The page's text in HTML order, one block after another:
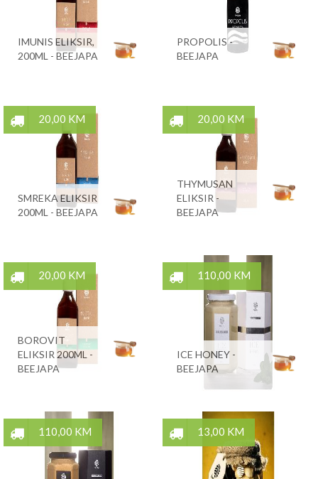
IMUNIS ELIKSIR,
200ML - BEEJAPA
PROPOLIS -
BEEJAPA
20,00 KM
SMREKA ELIKSIR
200ML - BEEJAPA
20,00 KM
THYMUSAN
ELIKSIR -
BEEJAPA
20,00 KM
BOROVIT
ELIKSIR 200ML -
BEEJAPA
110,00 KM
ICE HONEY -
BEEJAPA
110,00 KM 13,00 KM